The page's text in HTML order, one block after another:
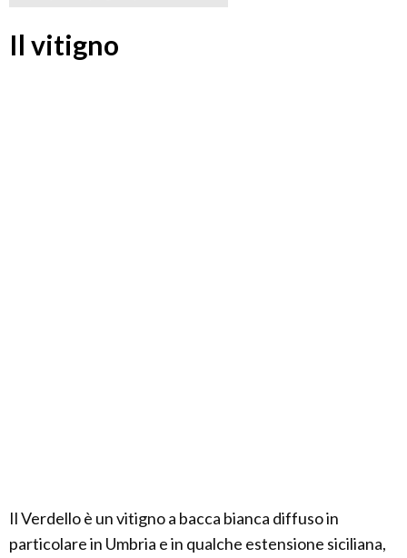
Il vitigno
Il Verdello è un vitigno a bacca bianca diffuso in
particolare in Umbria e in qualche estensione siciliana,